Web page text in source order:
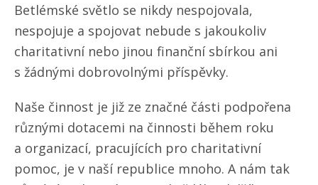
Betlémské světlo se nikdy nespojovala,
nespojuje a spojovat nebude s jakoukoliv
charitativní nebo jinou finanční sbírkou ani
s žádnými dobrovolnými příspěvky.
Naše činnost je již ze značné části podpořena
různými dotacemi na činnosti během roku
a organizací, pracujících pro charitativní
pomoc, je v naší republice mnoho. A nám tak